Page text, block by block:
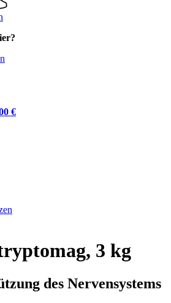
€
3 kg
des Nervensystems